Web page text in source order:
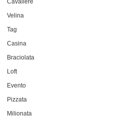
Cavaliere
Velina
Tag
Casina
Braciolata
Loft
Evento
Pizzata
Milionata